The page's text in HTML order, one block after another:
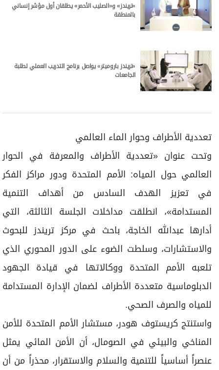
«تريندز» و«الصليب الأحمر» يطلقان أول مؤشر إنساني
بالمنطقة
«تريندز باروميتر» يواصل برنامج التدريب العملي لطلبة
الجامعات
تعددية الأطراف وحوار الماء العالمي
وتحت عنوان «تعددية الأطراف والمعرفة في الحوار
العالمي حول المياه: الأمم المتحدة ودور مراكز الفكر
في تعزيز الهدف السادس من أهداف التنمية
المستدامة»، انطلقت مداخلات الجلسة الثالثة، التي
أدارها عبدالله الخاجة، باحث في مركز تريندز للبحوث
والاستشارات، وسلطت الضوء على الدور المحوري الذي
تلعبه الأمم المتحدة ووكالاتها في قيادة الجهود
الدبلوماسية متعددة الأطراف لضمان الإدارة المستدامة
للمياه والصرف الصحي.
واستنتج كريستوف هودر، مستشار الأمم المتحدة للأمن
المناخي والبيئي في الصومال، أن الأمن المائي يمثل
عنصراً أساسياً للتنمية والسلام والاستقرار، محذراً من أن